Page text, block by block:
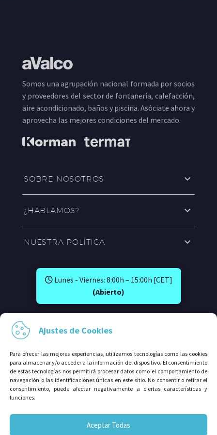
Ajustes de Cookies
Para ofrecer las mejores experiencias, utilizamos tecnologías como las cookies
para almacenar y/o acceder a la información del dispositivo. El consentimiento
de estas tecnologías nos permitirá procesar datos como el comportamiento de
navegación o las identificaciones únicas en este sitio. No consentir o retirar el
consentimiento, puede afectar negativamente a ciertas características y
funciones.
Aceptar Todas
Somos una agrupación nacional formada por socios
y proveedores del sector de fontanería, calefacción,
aire acondicionado, baños y piscina. Asóciate ahora y
aprovecha las mejores condiciones del mercado.
SOBRE NOSOTROS
¿HABLAMOS?
NUESTRA POLÍTICA
Lunes - Viernes: 8:00h – 15:00h [CET]
(Abierto)
© 2026⠀Grupo Avalco®. Todos los derechos